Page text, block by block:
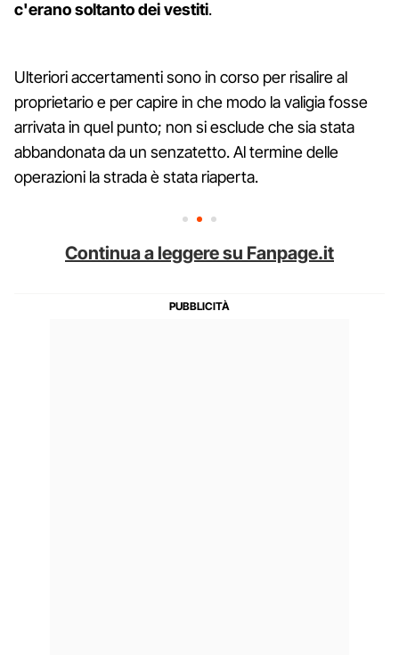
c'erano soltanto dei vestiti.
Ulteriori accertamenti sono in corso per risalire al
proprietario e per capire in che modo la valigia fosse
arrivata in quel punto; non si esclude che sia stata
abbandonata da un senzatetto. Al termine delle
operazioni la strada è stata riaperta.
Continua a leggere su Fanpage.it